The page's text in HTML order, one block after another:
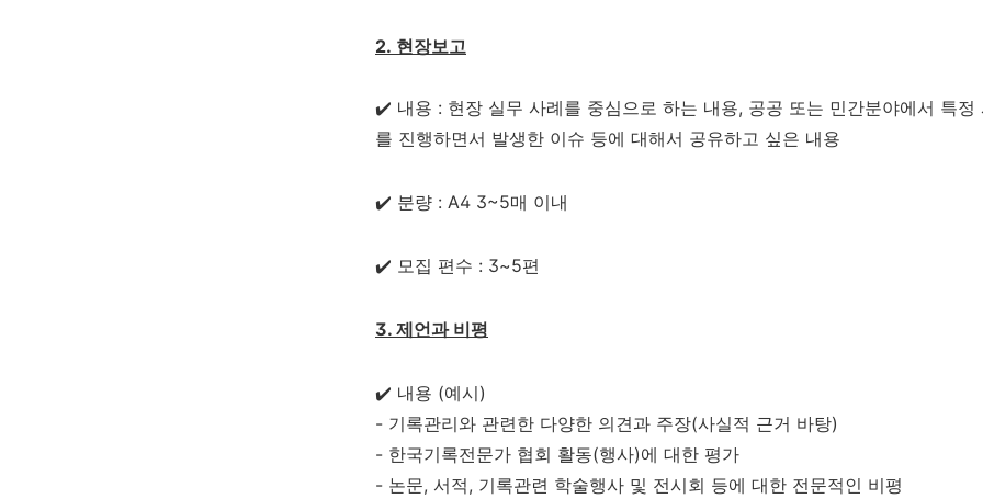
2. 현장보고
✔️ 내용 : 현장 실무 사례를 중심으로 하는 내용, 공공 또는 민간분야에서 특정
를 진행하면서 발생한 이슈 등에 대해서 공유하고 싶은 내용
✔️ 분량 : A4 3~5매 이내
✔️ 모집 편수 : 3~5편
3. 제언과 비평
✔️ 내용 (예시)
- 기록관리와 관련한 다양한 의견과 주장(사실적 근거 바탕)
- 한국기록전문가 협회 활동(행사)에 대한 평가
- 논문, 서적, 기록관련 학술행사 및 전시회 등에 대한 전문적인 비평